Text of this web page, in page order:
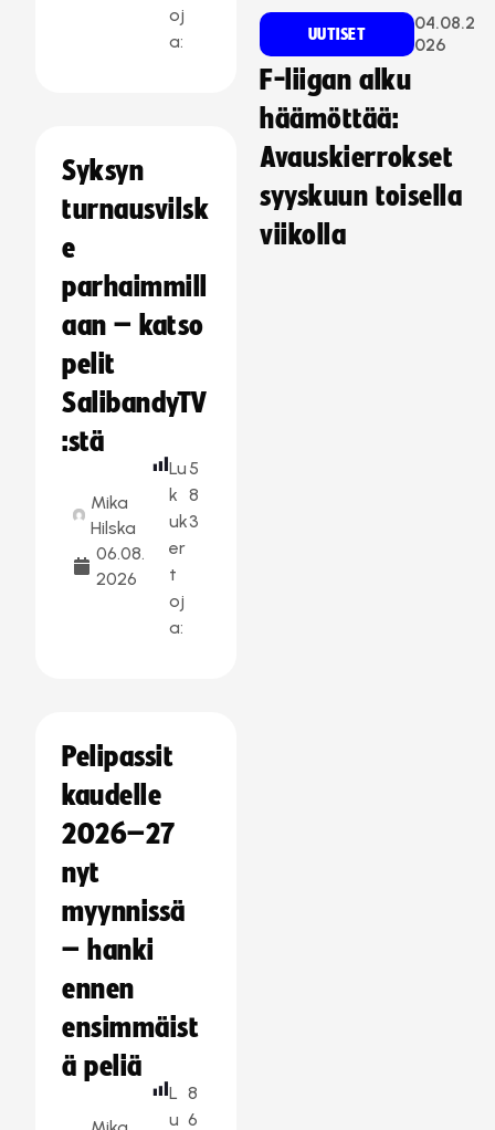
oj
a:
Syksyn
turnausvilsk
e
parhaimmill
aan – katso
pelit
SalibandyTV
:stä
Mika
Hilska
06.08.
2026
Lu
k
uk
er
t
oj
a:
5
8
3
Pelipassit
kaudelle
2026–27
nyt
myynnissä
– hanki
ennen
ensimmäist
ä peliä
L
u
8
6
UUTISET
04.08.2
026
F-liigan alku
häämöttää:
Avauskierrokset
syyskuun toisella
viikolla